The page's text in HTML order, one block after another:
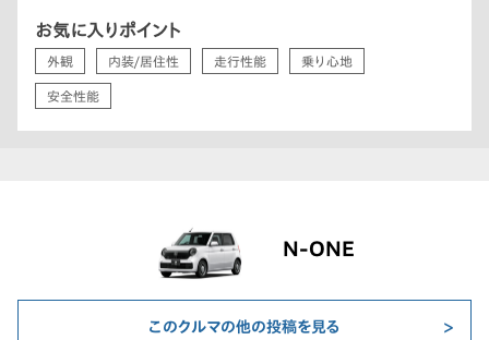
お気に入りポイント
外観 内装/居住性 走行性能 乗り心地
安全性能
N-ONE
このクルマの他の投稿を見る